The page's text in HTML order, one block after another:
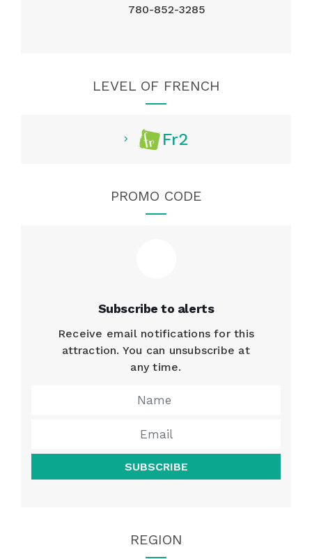
780-852-3285
LEVEL OF FRENCH
Fr2
PROMO CODE
Subscribe to alerts
Receive email notifications for this
attraction. You can unsubscribe at
any time.
SUBSCRIBE
REGION